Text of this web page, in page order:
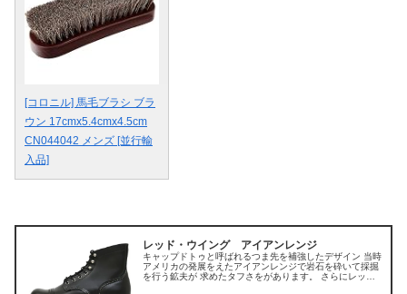
[コロニル] 馬毛ブラシ ブラ
ウン 17cmx5.4cmx4.5cm
CN044042 メンズ [並行輸
入品]
レッド・ウイング アイアンレンジ
キャップドトゥと呼ばれるつま先を補強したデザイン 当時
アメリカの発展をえたアイアンレンジで岩石を砕いて採掘
を行う鉱夫が 求めたタフさをがあります。 さらにレッド